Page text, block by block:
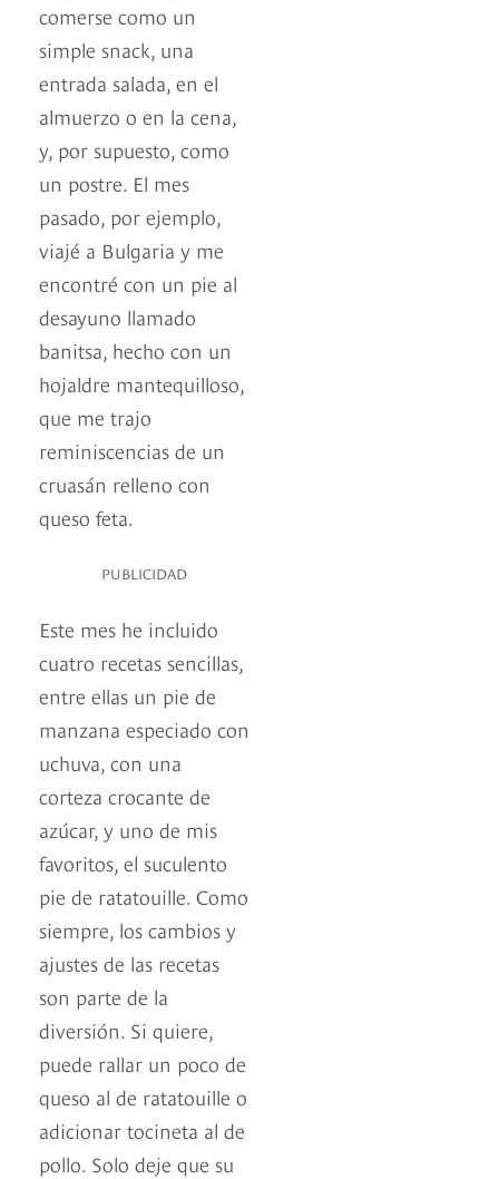
comerse como un
simple snack, una
entrada salada, en el
almuerzo o en la cena,
y, por supuesto, como
un postre. El mes
pasado, por ejemplo,
viajé a Bulgaria y me
encontré con un pie al
desayuno llamado
banitsa, hecho con un
hojaldre mantequilloso,
que me trajo
reminiscencias de un
cruasán relleno con
queso feta.
PUBLICIDAD
Este mes he incluido
cuatro recetas sencillas,
entre ellas un pie de
manzana especiado con
uchuva, con una
corteza crocante de
azúcar, y uno de mis
favoritos, el suculento
pie de ratatouille. Como
siempre, los cambios y
ajustes de las recetas
son parte de la
diversión. Si quiere,
puede rallar un poco de
queso al de ratatouille o
adicionar tocineta al de
pollo. Solo deje que su